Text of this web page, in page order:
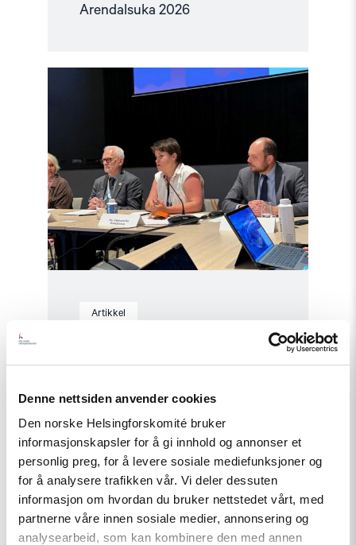
Denne nettsiden anvender cookies
Den norske Helsingforskomité bruker
informasjonskapsler for å gi innhold og annonser et
personlig preg, for å levere sosiale mediefunksjoner og
for å analysere trafikken vår. Vi deler dessuten
informasjon om hvordan du bruker nettstedet vårt, med
partnerne våre innen sosiale medier, annonsering og
analysearbeid, som kan kombinere den med annen
Arendalsuka 2026
Artikkel
Tydelig støtte i Haag til «People
First»
article
Haag
til
«People
First»"
Read
article
"Helsingforskomiteen
med
nytt
oppdrag
for
EØS-